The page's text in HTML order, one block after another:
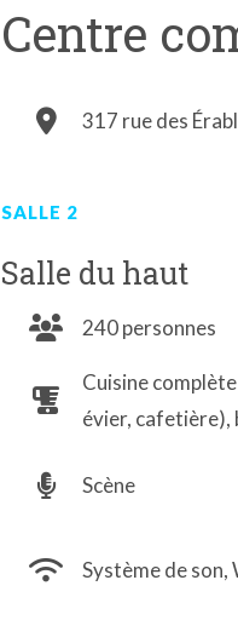
Centre
317 rue des
SALLE 2
Salle du haut
240 personnes
Cuisine
évier, cafetière),
Scène
Système de son,